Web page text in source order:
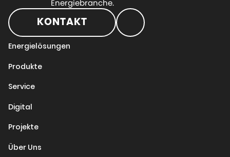
Energiebranche.
KONTAKT
Energielösungen
Produkte
Service
Digital
Projekte
Über Uns